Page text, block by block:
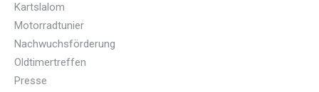
Kartslalom
Motorradtunier
Nachwuchsförderung
Oldtimertreffen
Presse